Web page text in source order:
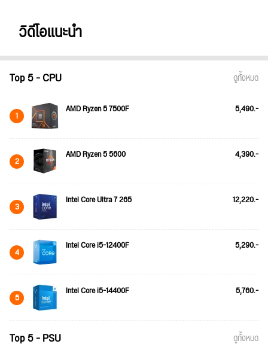
วิดีโอแนะนำ
Top 5 - CPU ดูทั้งหมด
1 AMD Ryzen 5 7500F 5,490.-
2 AMD Ryzen 5 5600 4,390.-
3 Intel Core Ultra 7 265 12,220.-
4 Intel Core i5-12400F 5,290.-
5 Intel Core i5-14400F 5,760.-
Top 5 - PSU ดูทั้งหมด